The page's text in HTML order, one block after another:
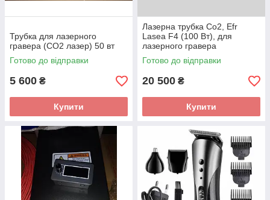
Трубка для лазерного
гравера (СО2 лазер) 50 вт
Готово до відправки
5 600 ₴
Купити
Лазерна трубка Co2, Efr
Lasea F4 (100 Вт), для
лазерного гравера
Готово до відправки
20 500 ₴
Купити